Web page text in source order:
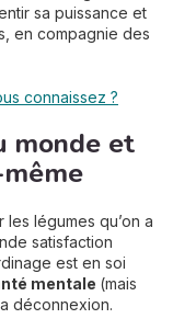
sa puissance et
en compagnie des
connaissez ?
monde et
légumes qu’on a
satisfaction
est en soi
mentale (mais
déconnexion.